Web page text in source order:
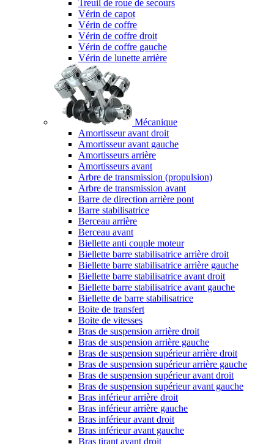
Treuil de roue de secours
Vérin de capot
Vérin de coffre
Vérin de coffre droit
Vérin de coffre gauche
Vérin de lunette arrière
Mécanique
Amortisseur avant droit
Amortisseur avant gauche
Amortisseurs arrière
Amortisseurs avant
Arbre de transmission (propulsion)
Arbre de transmission avant
Barre de direction arrière pont
Barre stabilisatrice
Berceau arrière
Berceau avant
Biellette anti couple moteur
Biellette barre stabilisatrice arrière droit
Biellette barre stabilisatrice arrière gauche
Biellette barre stabilisatrice avant droit
Biellette barre stabilisatrice avant gauche
Biellette de barre stabilisatrice
Boite de transfert
Boite de vitesses
Bras de suspension arrière droit
Bras de suspension arrière gauche
Bras de suspension supérieur arrière droit
Bras de suspension supérieur arrière gauche
Bras de suspension supérieur avant droit
Bras de suspension supérieur avant gauche
Bras inférieur arrière droit
Bras inférieur arrière gauche
Bras inférieur avant droit
Bras inférieur avant gauche
Bras tirant avant droit